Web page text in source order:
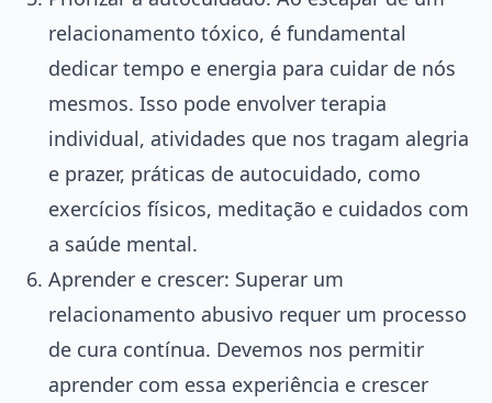
relacionamento tóxico, é fundamental
dedicar tempo e energia para cuidar de nós
mesmos. Isso pode envolver terapia
individual, atividades que nos tragam alegria
e prazer, práticas de autocuidado, como
exercícios físicos, meditação e cuidados com
a saúde mental.
Aprender e crescer: Superar um
relacionamento abusivo requer um processo
de cura contínua. Devemos nos permitir
aprender com essa experiência e crescer